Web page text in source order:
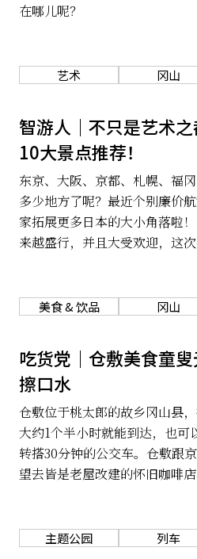
在哪儿呢？
艺术 冈山
智游人｜不只是艺术
10大景点推荐！
东京、大阪、京都、札幌、福
多少地方了呢？最近个别廉价
家拓展更多日本的大小角落啦
来越盛行，并且大受欢迎，这
来看看冈山县有什么好玩的吧！
美食 & 饮品 冈山
吃货党｜仓敷美食童
擦口水
仓敷位于桃太郎的故乡冈山县
大约1个半小时就能到达，也可
转搭30分钟的公交车。仓敷跟
望去皆是老屋改建的怀旧咖啡
制作，健康无负担。让我们一
主题公园 列车